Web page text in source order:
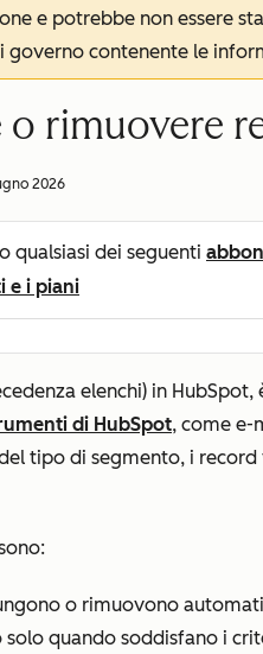
e potrebbe non essere
governo contenente le
o rimuovere
2026
qualsiasi dei seguenti
e i piani
elenchi) in
di HubSpot, come e-
tipo di segmento, i
o rimuovono
quando soddisfano i